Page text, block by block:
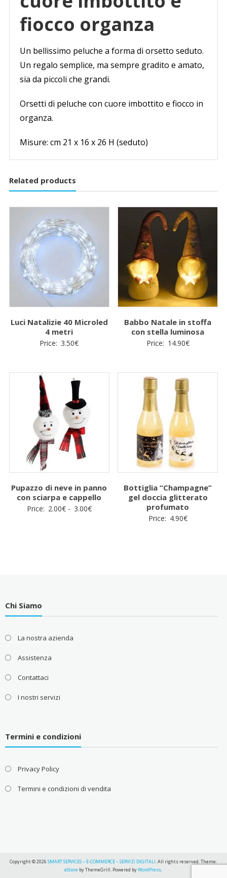
fiocco organza
Un bellissimo peluche a forma di orsetto seduto.
Un regalo semplice, ma sempre gradito e amato,
sia da piccoli che grandi.
Orsetti di peluche con cuore imbottito e fiocco in
organza.
Misure: cm 21 x 16 x 26 H (seduto)
Related products
Luci Natalizie 40 Microled
4 metri
Price: 3.50€
Babbo Natale in stoffa
con stella luminosa
Price: 14.90€
Pupazzo di neve in panno
con sciarpa e cappello
Price: 2.00€ - 3.00€Fascia
Bottiglia “Champagne”
gel doccia glitterato
profumato
Price: 4.90€
Chi Siamo
La nostra azienda
Assistenza
Contattaci
I nostri servizi
Termini e condizioni
Privacy Policy
Termini e condizioni di vendita
Copyright © 2026SMART SERVICES – E-COMMERCE – SERVIZI DIGITALI. All rights reserved. Theme:
eStore by ThemeGrill. Powered byWordPress.